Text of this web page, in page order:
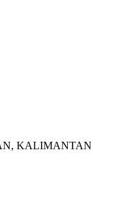
, KALIMANTAN